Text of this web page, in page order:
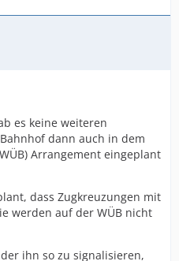
es keine weiteren
dann auch in dem
Arrangement eingeplant
dass Zugkreuzungen mit
werden auf der WÜB nicht
ihn so zu signalisieren,